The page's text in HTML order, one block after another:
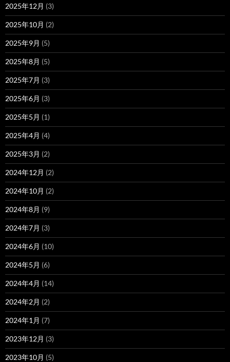
2025年12月 (3)
2025年10月 (2)
2025年9月 (5)
2025年8月 (5)
2025年7月 (3)
2025年6月 (3)
2025年5月 (1)
2025年4月 (4)
2025年3月 (2)
2024年12月 (2)
2024年10月 (2)
2024年8月 (9)
2024年7月 (3)
2024年6月 (10)
2024年5月 (6)
2024年4月 (14)
2024年2月 (2)
2024年1月 (7)
2023年12月 (3)
2023年10月 (5)